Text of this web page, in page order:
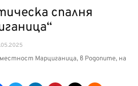
спалня
Марциганица, в Родопите, на